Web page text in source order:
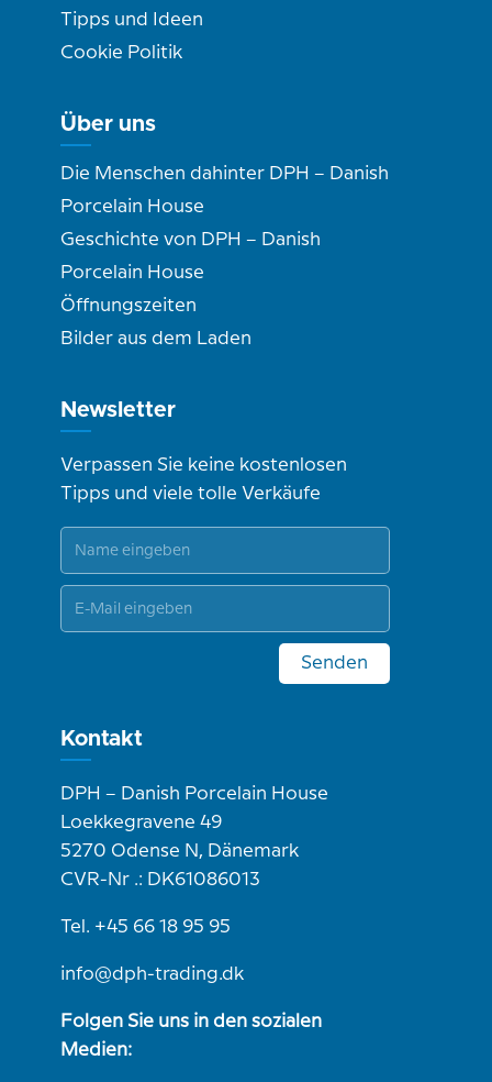
Tipps und Ideen
Cookie Politik
Über uns
Die Menschen dahinter DPH – Danish
Porcelain House
Geschichte von DPH – Danish
Porcelain House
Öffnungszeiten
Bilder aus dem Laden
Newsletter
Verpassen Sie keine kostenlosen
Tipps und viele tolle Verkäufe
Senden
Kontakt
DPH – Danish Porcelain House
Loekkegravene 49
5270 Odense N, Dänemark
CVR-Nr .: DK61086013
Tel. +45 66 18 95 95
info@dph-trading.dk
Folgen Sie uns in den sozialen
Medien: